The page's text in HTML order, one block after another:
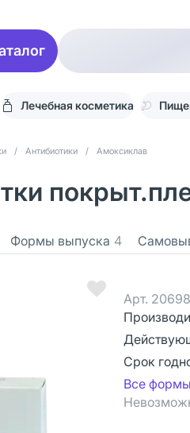
Лечебная косметика
/ Антибиотики / Амоксиклав
Формы выпуска 4
Арт.
Срок
Все